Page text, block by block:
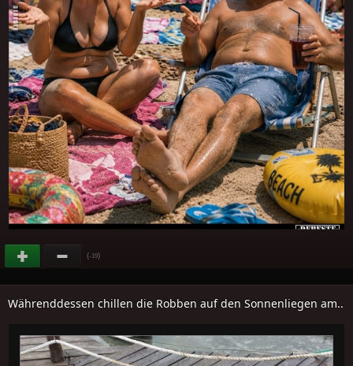
(-19)
Währenddessen chillen die Robben auf den Sonnenliegen am..